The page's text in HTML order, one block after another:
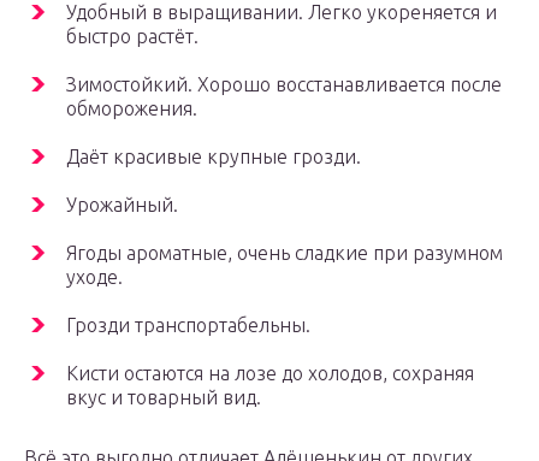
Удобный в выращивании. Легко укореняется и
быстро растёт.
Зимостойкий. Хорошо восстанавливается после
обморожения.
Даёт красивые крупные грозди.
Урожайный.
Ягоды ароматные, очень сладкие при разумном
уходе.
Грозди транспортабельны.
Кисти остаются на лозе до холодов, сохраняя
вкус и товарный вид.